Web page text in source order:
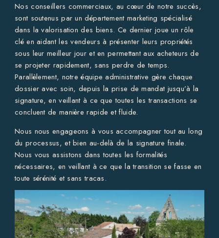
Nos conseillers commerciaux, au cœur de notre succès,
sont soutenus par un département marketing spécialisé
dans la valorisation des biens. Ce dernier joue un rôle
clé en aidant les vendeurs à présenter leurs propriétés
sous leur meilleur jour et en permettant aux acheteurs de
se projeter rapidement, sans perdre de temps.
Parallèlement, notre équipe administrative gère chaque
dossier avec soin, depuis la prise de mandat jusqu’à la
signature, en veillant à ce que toutes les transactions se
concluent de manière rapide et fluide.
Nous nous engageons à vous accompagner tout au long
du processus, et bien au-delà de la signature finale.
Nous vous assistons dans toutes les formalités
nécessaires, en veillant à ce que la transition se fasse en
toute sérénité et sans tracas.